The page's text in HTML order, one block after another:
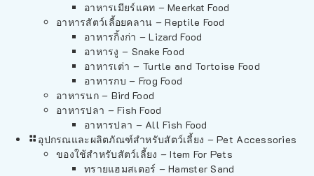
อาหารเมียร์แคท – Meerkat Food
อาหารสัตว์เลี้อยคลาน – Reptile Food
อาหารกิ้งก่า – Lizard Food
อาหารงู – Snake Food
อาหารเต่า – Turtle and Tortoise Food
อาหารกบ – Frog Food
อาหารนก – Bird Food
อาหารปลา – Fish Food
อาหารปลา – All Fish Food
อุปกรณและผลิตภัณฑ์สำหรับสัตว์เลี้ยง – Pet Accessories
ของใช้สำหรับสัตว์เลี้ยง – Item For Pets
ทรายแฮมสเตอร์ – Hamster Sand